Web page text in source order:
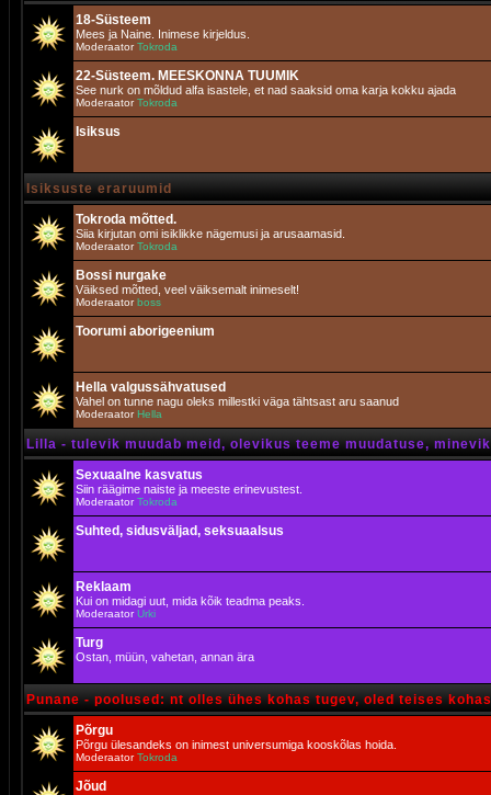
18-Süsteem
Mees ja Naine. Inimese kirjeldus.
ModeraatorTokroda
22-Süsteem. MEESKONNA TUUMIK
See nurk on mõldud alfa isastele, et nad saaksid oma karja kokku ajada
ModeraatorTokroda
Isiksus
Isiksuste eraruumid
Tokroda mõtted.
Siia kirjutan omi isiklikke nägemusi ja arusaamasid.
ModeraatorTokroda
Bossi nurgake
Väiksed mõtted, veel väiksemalt inimeselt!
Moderaatorboss
Toorumi aborigeenium
Hella valgussähvatused
Vahel on tunne nagu oleks millestki väga tähtsast aru saanud
Moderaator Hella
Lilla - tulevik muudab meid, olevikus teeme muudatuse,
Sexuaalne kasvatus
Siin räägime naiste ja meeste erinevustest.
ModeraatorTokroda
Suhted, sidusväljad, seksuaalsus
Reklaam
Kui on midagi uut, mida kõik teadma peaks.
ModeraatorUrki
Turg
Ostan, müün, vahetan, annan ära
Punane - poolused: nt olles ühes kohas tugev, oled teises
Põrgu
Põrgu ülesandeks on inimest universumiga kooskõlas hoida.
ModeraatorTokroda
Jõud